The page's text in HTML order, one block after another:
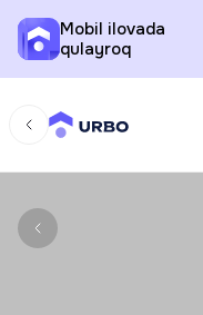
Mobil ilovada
qulayroq